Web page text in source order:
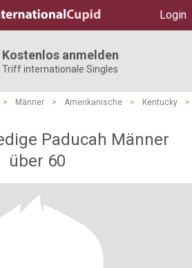
Login
Kostenlos anmelden
Triff internationale Singles
> Männer > Amerikanische > Kentucky
>
Paducah Männer
über 60